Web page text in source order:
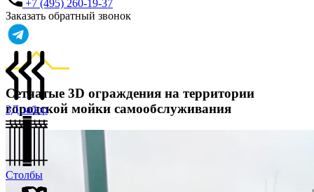
+7 (495) 260-19-37
Заказать обратный звонок
3Д забор
Столбы
Сетчатые 3D ограждения на территории
городской мойки самообслуживания